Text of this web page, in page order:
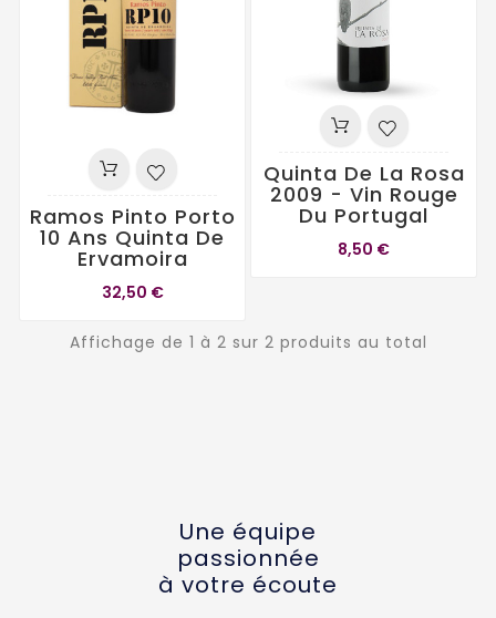
Ramos Pinto Porto
10 Ans Quinta De
Ervamoira
32,50 €
Quinta De La Rosa
2009 - Vin Rouge
Du Portugal
8,50 €
Affichage de 1 à 2 sur 2 produits au total
Une équipe
passionnée
à votre écoute